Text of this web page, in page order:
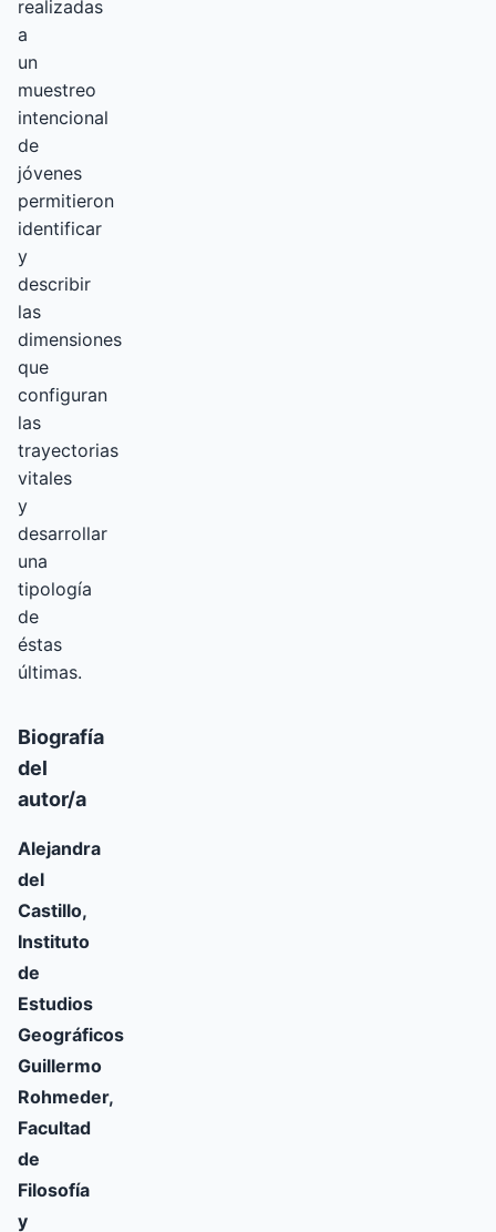
realizadas
a
un
muestreo
intencional
de
jóvenes
permitieron
identificar
y
describir
las
dimensiones
que
configuran
las
trayectorias
vitales
y
desarrollar
una
tipología
de
éstas
últimas.
Biografía
del
autor/a
Alejandra
del
Castillo,
Instituto
de
Estudios
Geográficos
Guillermo
Rohmeder,
Facultad
de
Filosofía
y